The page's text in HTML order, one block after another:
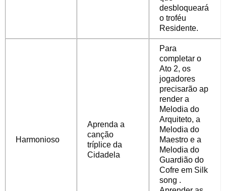
desbloqueará
o troféu
Residente.
Harmonioso
Aprenda a
canção
tríplice da
Cidadela
Para
completar o
Ato 2, os
jogadores
precisarão ap
render a
Melodia do
Arquiteto, a
Melodia do
Maestro e a
Melodia do
Guardião do
Cofre em Silk
song .